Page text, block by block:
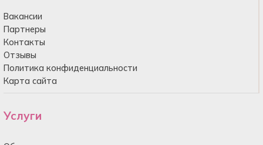
Вакансии
Партнеры
Контакты
Отзывы
Политика конфиденциальности
Карта сайта
Услуги